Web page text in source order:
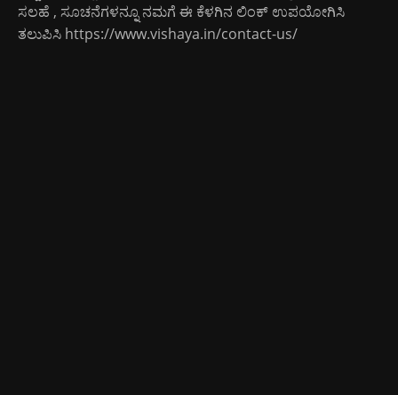
ಸಲಹೆ , ಸೂಚನೆಗಳನ್ನೂ ನಮಗೆ ಈ ಕೆಳಗಿನ ಲಿಂಕ್ ಉಪಯೋಗಿಸಿ
ತಲುಪಿಸಿ https://www.vishaya.in/contact-us/